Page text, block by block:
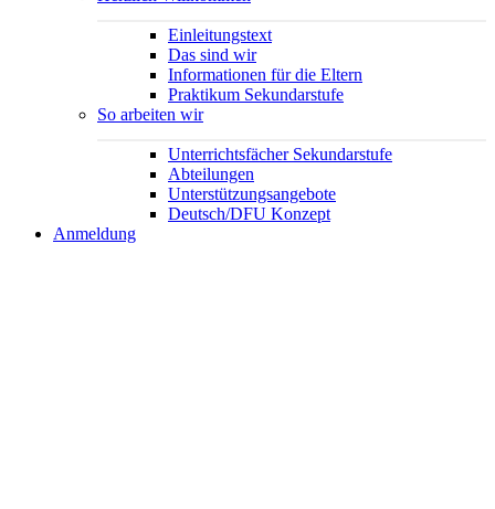
Einleitungstext
Das sind wir
Informationen für die Eltern
Praktikum Sekundarstufe
So arbeiten wir
Unterrichtsfächer Sekundarstufe
Abteilungen
Unterstützungsangebote
Deutsch/DFU Konzept
Anmeldung